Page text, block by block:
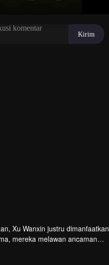
Xu Wanxin justru dimanfaatkan
mereka melawan ancaman
Namun ternyata, takdir mereka